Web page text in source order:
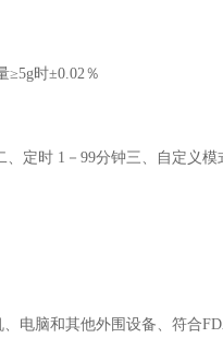
≥5g时±0.02％
定时 1－99分钟三、自定义模
电脑和其他外围设备、符合